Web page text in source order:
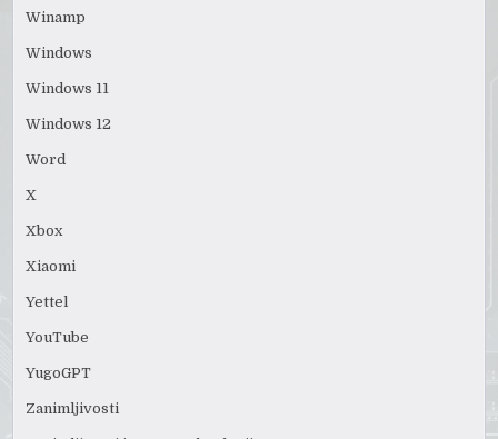
Winamp
Windows
Windows 11
Windows 12
Word
X
Xbox
Xiaomi
Yettel
YouTube
YugoGPT
Zanimljivosti